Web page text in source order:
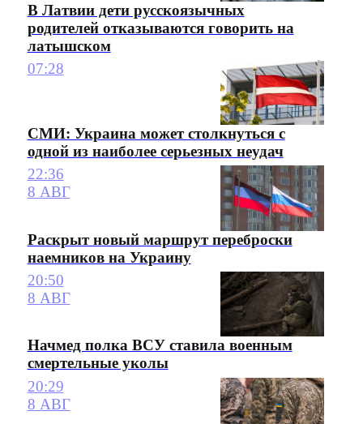
В Латвии дети русскоязычных
родителей отказываются говорить на
латышском
07:28
СМИ: Украина может столкнуться с
одной из наиболее серьезных неудач
22:36
8 АВГ
Раскрыт новый маршрут переброски
наемников на Украину
20:50
8 АВГ
Начмед полка ВСУ ставила военным
смертельные уколы
20:29
8 АВГ